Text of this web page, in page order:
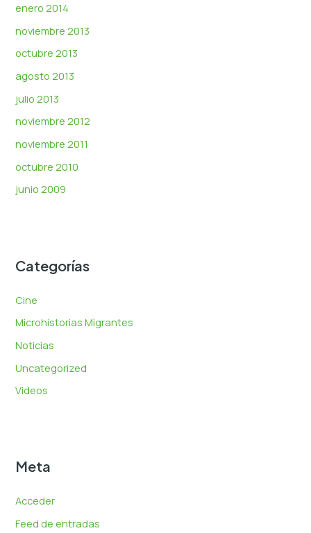
enero 2014
noviembre 2013
octubre 2013
agosto 2013
julio 2013
noviembre 2012
noviembre 2011
octubre 2010
junio 2009
Categorías
Cine
Microhistorias Migrantes
Noticias
Uncategorized
Videos
Meta
Acceder
Feed de entradas